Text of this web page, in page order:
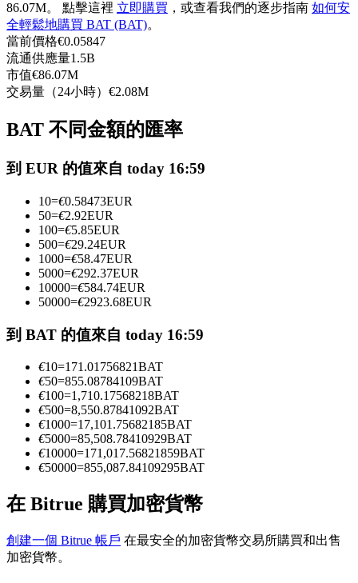
跟單
與頂尖交易專家同行
成為跟單交易員
包含交易情況等的大數據分析
86.07M。 點擊這裡 立即購買 ，或查看我們的逐步指南 如何安
全輕鬆地購買 BAT (BAT)。
當前價格€0.05847
流通供應量1.5B
市值€86.07M
交易量（24小時） €2.08M
BAT 不同金額的匯率
到 EUR 的值來自 today 16:59
10=€0.58473EUR
50=€2.92EUR
100=€5.85EUR
500=€29.24EUR
1000=€58.47EUR
5000=€292.37EUR
10000=€584.74EUR
50000=€2923.68EUR
到 BAT 的值來自 today 16:59
€10=171.01756821BAT
€50=855.08784109BAT
€100=1,710.17568218BAT
€500=8,550.87841092BAT
€1000=17,101.75682185BAT
€5000=85,508.78410929BAT
€10000=171,017.56821859BAT
€50000=855,087.84109295BAT
在 Bitrue 購買加密貨幣
創建一個 Bitrue 帳戶 在最安全的加密貨幣交易所購買和出售
加密貨幣。